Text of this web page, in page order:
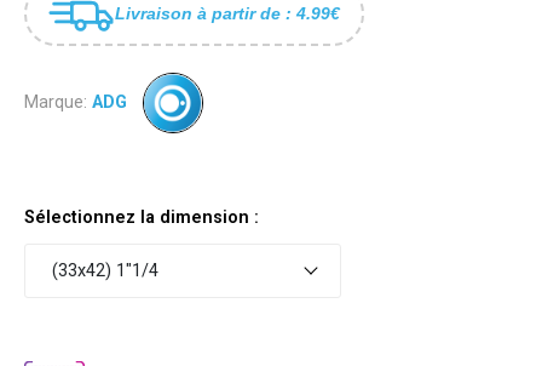
Livraison à partir de : 4.99€
Marque: ADG
Sélectionnez la dimension :
(33x42) 1"1/4